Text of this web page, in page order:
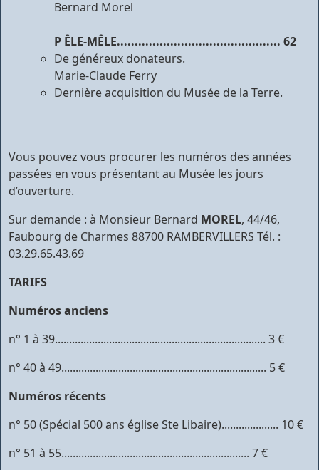
Bernard Morel
P ÊLE-MÊLE.............................................. 62
De généreux donateurs.
Marie-Claude Ferry
Dernière acquisition du Musée de la Terre.
Vous pouvez vous procurer les numéros des années
passées en vous présentant au Musée les jours
d’ouverture.
Sur demande : à Monsieur Bernard MOREL, 44/46,
Faubourg de Charmes 88700 RAMBERVILLERS Tél. :
03.29.65.43.69
TARIFS
Numéros anciens
n° 1 à 39.......................................................................... 3 €
n° 40 à 49........................................................................ 5 €
Numéros récents
n° 50 (Spécial 500 ans église Ste Libaire).................... 10 €
n° 51 à 55.................................................................. 7 €